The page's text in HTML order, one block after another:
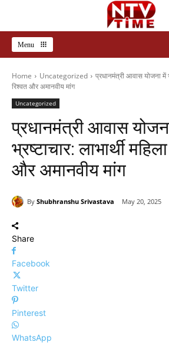
Menu
Home Uncategorized
प्रधानमंत्री आवास योजना में
रिश्वत और अमानवीय मांग
Uncategorized
प्रधानमंत्री आवास
भ्रष्टाचार: लाभार्थी
और अमानवीय मांग
By Shubhranshu Srivastava May 20, 2025
Share
Facebook
Twitter
Pinterest
WhatsApp